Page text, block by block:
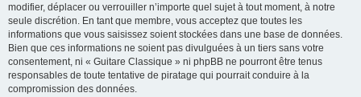
modifier, déplacer ou verrouiller n’importe quel sujet à tout moment, à notre
seule discrétion. En tant que membre, vous acceptez que toutes les
informations que vous saisissez soient stockées dans une base de données.
Bien que ces informations ne soient pas divulguées à un tiers sans votre
consentement, ni « Guitare Classique » ni phpBB ne pourront être tenus
responsables de toute tentative de piratage qui pourrait conduire à la
compromission des données.